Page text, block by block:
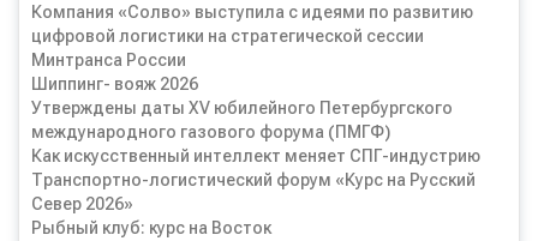
Компания «Солво» выступила с идеями по развитию
цифровой логистики на стратегической сессии
Минтранса России
Шиппинг- вояж 2026
Утверждены даты XV юбилейного Петербургского
международного газового форума (ПМГФ)
Как искусственный интеллект меняет СПГ-индустрию
Транспортно-логистический форум «Курс на Русский
Север 2026»
Рыбный клуб: курс на Восток